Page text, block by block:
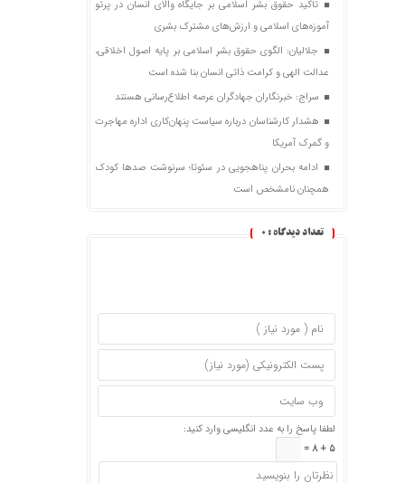
تاکید حقوق بشر اسلامی بر جایگاه والای انسان در پرتو
آموزه‌های اسلامی و ارزش‌های مشترک بشری
جلالیان: الگوی حقوق بشر اسلامی بر پایه اصول اخلاقی،
عدالت الهی و کرامت ذاتی انسان بنا شده است
سراج: خبرنگاران جهادگران عرصه اطلاع‌رسانی هستند
هشدار کارشناسان درباره سیاست پنهان‌کاری اداره مهاجرت
و گمرک آمریکا
ادامه بحران پناهجویی در سئوتا؛ سرنوشت صدها کودک
همچنان نامشخص است
تعداد دیدگاه : 0
لطفا پاسخ را به عدد انگلیسی وارد کنید:
5 + 8 =